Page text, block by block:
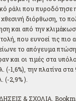
ράλι που πυροδότησε
διόρθωση, το
και από την
που ευνοεί τις πιο
το απόγευμα
και οι τιμές στα
(-1,6%), την πλατίνα
(-2,9% ).
& ΣΧΟΛΙΑ .